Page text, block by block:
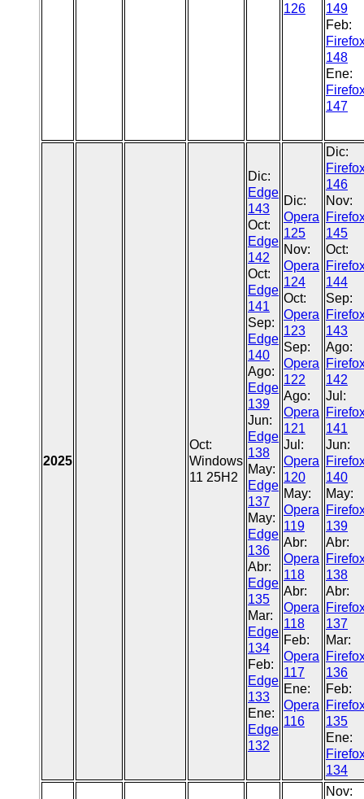
126
149
Feb:
148
Ene:
147
2025
Oct:
Windows
11 25H2
Dic:
Edge
143
Oct:
Edge
142
Oct:
Edge
141
Sep:
Edge
140
Ago:
Edge
139
Jun:
Edge
138
May:
Edge
137
May:
Edge
136
Abr:
Edge
135
Mar:
Edge
134
Feb:
Edge
133
Ene:
Edge
132
Dic:
Opera
125
Nov:
Opera
124
Oct:
Opera
123
Sep:
Opera
122
Ago:
Opera
121
Jul:
Opera
120
May:
Opera
119
Abr:
Opera
118
Abr:
Opera
118
Feb:
Opera
117
Ene:
Opera
116
Dic:
146
Nov:
145
Oct:
144
Sep:
143
Ago:
142
Jul:
141
Jun:
140
May:
139
Abr:
138
Abr:
137
Mar:
136
Feb:
135
Ene:
134
Nov: